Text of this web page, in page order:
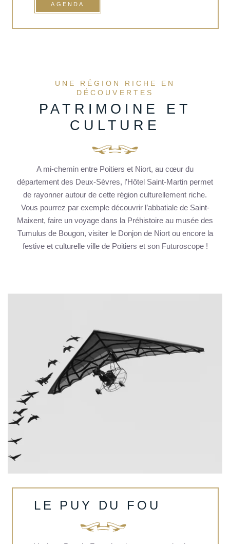
AGENDA
UNE RÉGION RICHE EN
DÉCOUVERTES
PATRIMOINE ET
CULTURE
A mi-chemin entre Poitiers et Niort, au cœur du
département des Deux-Sèvres, l’Hôtel Saint-Martin permet
de rayonner autour de cette région culturellement riche.
Vous pourrez par exemple découvrir l’abbatiale de Saint-
Maixent, faire un voyage dans la Préhistoire au musée des
Tumulus de Bougon, visiter le Donjon de Niort ou encore la
festive et culturelle ville de Poitiers et son Futuroscope !
LE PUY DU FOU